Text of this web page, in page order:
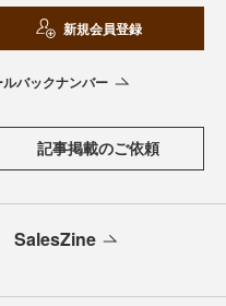
新規会員登録
ルバックナンバー
記事掲載のご依頼
SalesZine